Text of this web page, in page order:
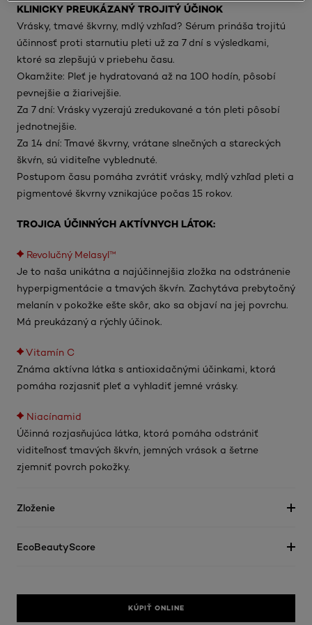
KLINICKY PREUKÁZANÝ TROJITÝ ÚČINOK
Vrásky, tmavé škvrny, mdlý vzhľad? Sérum prináša trojitú
účinnosť proti starnutiu pleti už za 7 dní s výsledkami,
ktoré sa zlepšujú v priebehu času.
Okamžite: Pleť je hydratovaná až na 100 hodín, pôsobí
pevnejšie a žiarivejšie.
Za 7 dní: Vrásky vyzerajú zredukované a tón pleti pôsobí
jednotnejšie.
Za 14 dní: Tmavé škvrny, vrátane slnečných a stareckých
škvŕn, sú viditeľne vyblednuté.
Postupom času pomáha zvrátiť vrásky, mdlý vzhľad pleti a
pigmentové škvrny vznikajúce počas 15 rokov.
TROJICA ÚČINNÝCH AKTÍVNYCH LÁTOK:
Revolučný Melasyl™
Je to naša unikátna a najúčinnejšia zložka na odstránenie
hyperpigmentácie a tmavých škvŕn. Zachytáva prebytočný
melanín v pokožke ešte skôr, ako sa objaví na jej povrchu.
Má preukázaný a rýchly účinok.
Vitamín C
Známa aktívna látka s antioxidačnými účinkami, ktorá
pomáha rozjasniť pleť a vyhladiť jemné vrásky.
Niacínamid
Účinná rozjasňujúca látka, ktorá pomáha odstrániť
viditeľnosť tmavých škvŕn, jemných vrások a šetrne
zjemniť povrch pokožky.
Zloženie
EcoBeautyScore
KÚPIŤ ONLINE